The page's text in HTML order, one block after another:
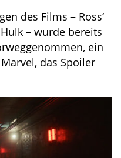
des Films – Ross‘
– wurde bereits
ein
das Spoiler